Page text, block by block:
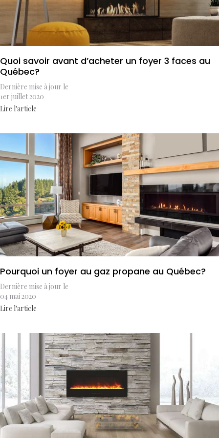
Quoi savoir avant d’acheter un foyer 3 faces au
Québec?
Dernière mise à jour le
1er juillet 2020
Lire l'article
Pourquoi un foyer au gaz propane au Québec?
Dernière mise à jour le
04 mai 2020
Lire l'article